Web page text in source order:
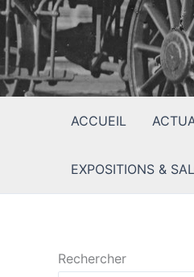
Aller
contenu
ACCUEIL
EXPOSITIONS &
Rechercher